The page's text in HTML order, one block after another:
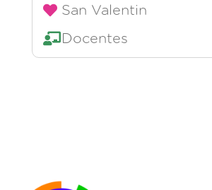
San Valentin
Docentes